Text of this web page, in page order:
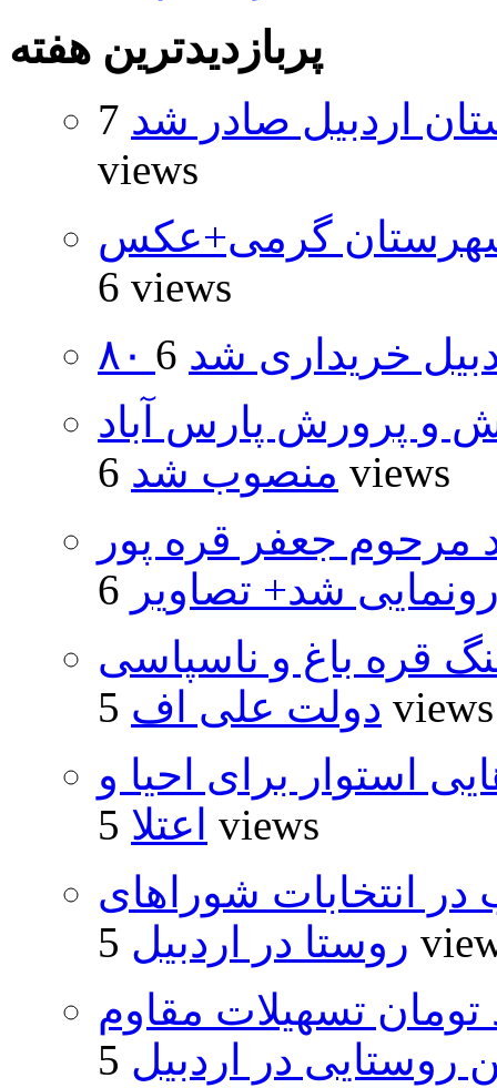
پربازدیدترین هفته
اردبیل صادر شد 7
views
گرمی+عکس
6 views
خریداری شد
و پرورش پارس آباد
منصوب شد 6 views
مرحوم جعفر قره پور
شد+ تصاویر
قره باغ و ناسپاسی
دولت علی اف 5 views
استوار برای احیا و
اعتلا 5 views
۵۰۰۰ داوطلب در انتخابات شوراهای
روستا در اردبیل 5
و ۴۸۰ میلیارد تومان تسهیلات مقاوم
در اردبیل